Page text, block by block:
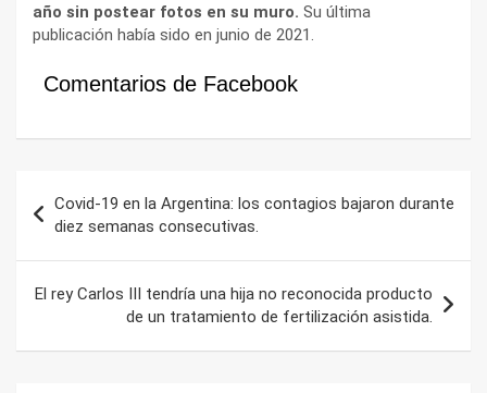
año sin postear fotos en su muro. Su última
publicación había sido en junio de 2021.
Comentarios de Facebook
de
entradas
Covid-19 en la Argentina: los contagios bajaron durante
diez semanas consecutivas.
El rey Carlos III tendría una hija no reconocida producto
de un tratamiento de fertilización asistida.